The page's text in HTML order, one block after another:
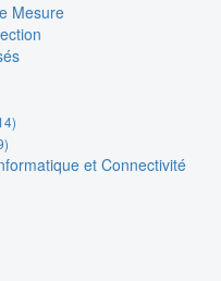
Mesure
et Connectivité